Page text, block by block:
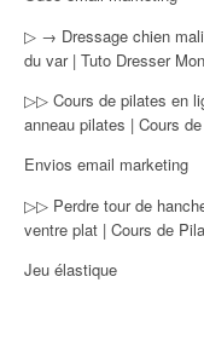
▷ → Dressage chien
du var | Tuto Dresser
▷▷ Cours de pilates en
anneau pilates | Cours
Envios email marketing
▷▷ Perdre tour de
ventre plat | Cours de
Jeu élastique